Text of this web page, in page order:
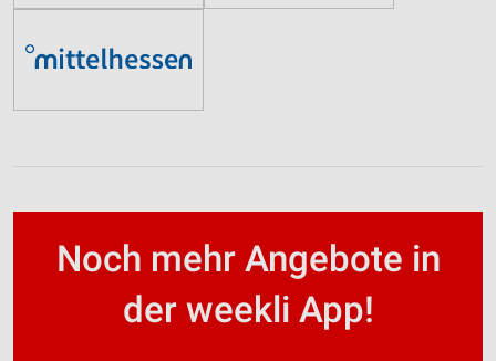
Noch mehr Angebote in
der weekli App!